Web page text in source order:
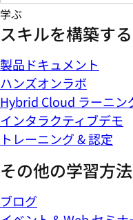
学ぶ
スキルを構築する
製品ドキュメント
ハンズオンラボ
Hybrid Cloud ラーニン
インタラクティブデモ
トレーニング & 認定
その他の学習方法
ブログ